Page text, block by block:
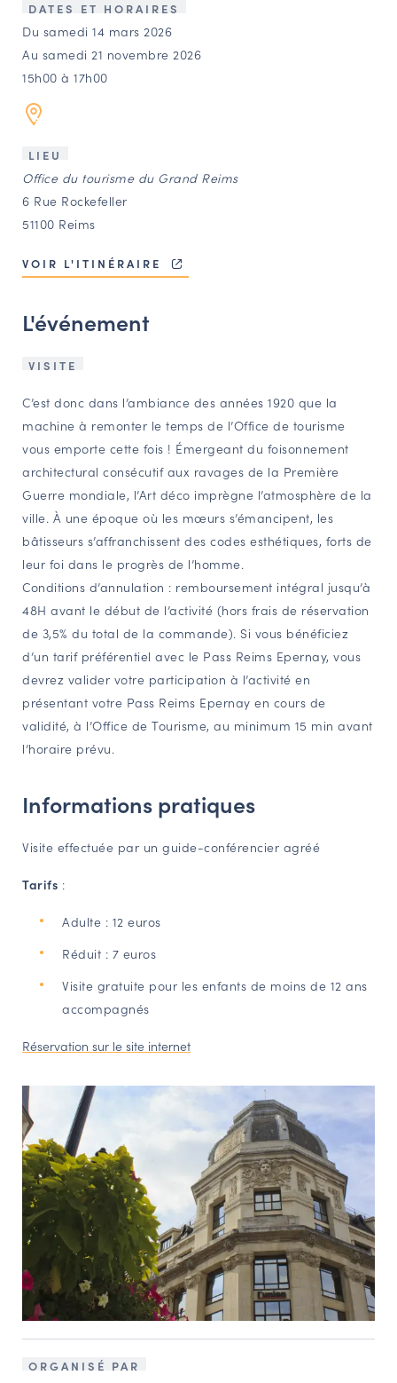
LES ACTIONS PHARES
CONTACT
Agenda
Annuaire
Ressources
BOURSE D’ÉCHANGE
CARTES DES NAUDIN
Espace acteurs
NAVIGATION FILTRÉE « ACTEURS »
PORTAIL CULTURE
Comité d'Histoire Régionale
Service Inventaire et Patrimoines de la Région Grand Est
VOUS ÊTES…
Amateurs d’histoire et de patrimoine
Responsables de structures
Étudiants & chercheurs
DATES ET HORAIRES
Du samedi 14 mars 2026
Au samedi 21 novembre 2026
15h00 à 17h00
LIEU
Office du tourisme du Grand Reims
6 Rue Rockefeller
51100 Reims
VOIR L'ITINÉRAIRE
L'événement
VISITE
C’est donc dans l’ambiance des années 1920 que la
machine à remonter le temps de l’Office de tourisme
vous emporte cette fois ! Émergeant du foisonnement
architectural consécutif aux ravages de la Première
Guerre mondiale, l’Art déco imprègne l’atmosphère de la
ville. À une époque où les mœurs s’émancipent, les
bâtisseurs s’affranchissent des codes esthétiques, forts de
leur foi dans le progrès de l’homme.
Conditions d’annulation : remboursement intégral jusqu’à
48H avant le début de l’activité (hors frais de réservation
de 3,5% du total de la commande). Si vous bénéficiez
d’un tarif préférentiel avec le Pass Reims Epernay, vous
devrez valider votre participation à l’activité en
présentant votre Pass Reims Epernay en cours de
validité, à l’Office de Tourisme, au minimum 15 min avant
l’horaire prévu.
Informations pratiques
Visite effectuée par un guide-conférencier agréé
Tarifs :
Adulte : 12 euros
Réduit : 7 euros
Visite gratuite pour les enfants de moins de 12 ans
accompagnés
Réservation sur le site internet
ORGANISÉ PAR